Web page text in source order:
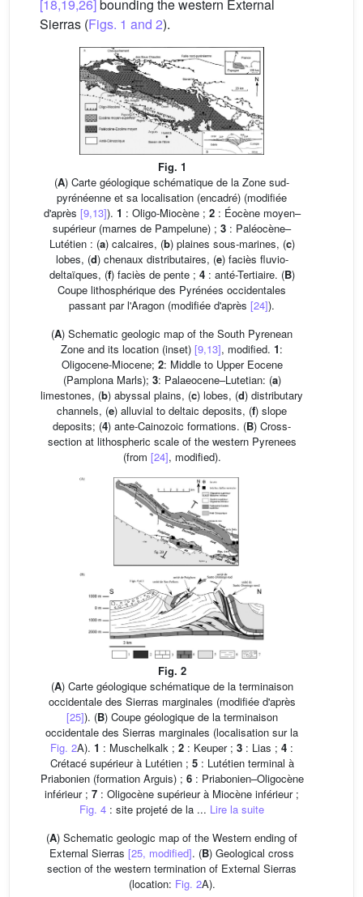
[18,19,26]bounding the western External
Sierras (Figs. 1 and 2).
Fig. 1
(A) Carte géologique schématique de la Zone sud-
pyrénéenne et sa localisation (encadré) (modifiée
d'après [9,13]). 1 : Oligo-Miocène ; 2: Éocène moyen–
supérieur (marnes de Pampelune) ; 3 : Paléocène–
Lutétien : (a) calcaires, (b) plaines sous-marines, (c)
lobes, (d) chenaux distributaires, (e) faciès fluvio-
deltaïques, (f) faciès de pente ; 4: anté-Tertiaire. (B)
Coupe lithosphérique des Pyrénées occidentales
passant par l'Aragon (modifiée d'après [24]).
(A) Schematic geologic map of the South Pyrenean
Zone and its location (inset) [9,13], modified. 1:
Oligocene-Miocene; 2: Middle to Upper Eocene
(Pamplona Marls); 3: Palaeocene–Lutetian: (a)
limestones, (b) abyssal plains, (c) lobes, (d) distributary
channels, (e) alluvial to deltaic deposits, (f) slope
deposits; (4) ante-Cainozoic formations. (B) Cross-
section at lithospheric scale of the western Pyrenees
(from [24], modified).
Fig. 2
(A) Carte géologique schématique de la terminaison
occidentale des Sierras marginales (modifiée d'après
[25]). (B) Coupe géologique de la terminaison
occidentale des Sierras marginales (localisation sur la
Fig. 2A). 1 : Muschelkalk ; 2 : Keuper ; 3 : Lias ; 4 :
Crétacé supérieur à Lutétien ; 5: Lutétien terminal à
Priabonien (formation Arguis) ; 6: Priabonien–Oligocène
inférieur ; 7 : Oligocène supérieur à Miocène inférieur ;
Fig. 4 : site projeté de la ... Lire la suite
(A) Schematic geologic map of the Western ending of
External Sierras [25, modified]. (B) Geological cross
section of the western termination of External Sierras
(location: Fig. 2A).